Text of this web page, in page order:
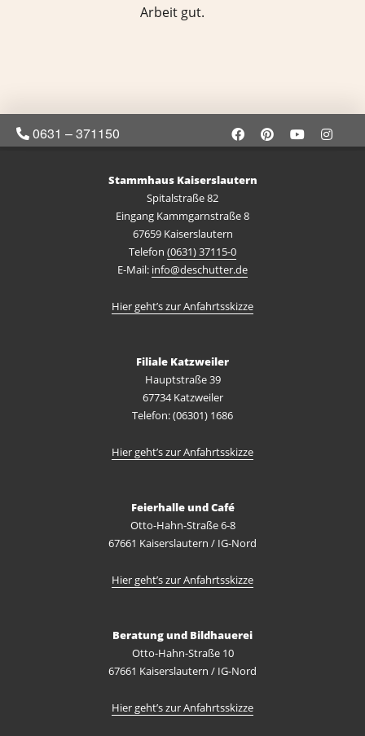
Arbeit gut.
0631 – 371150
Stammhaus Kaiserslautern
Spitalstraße 82
Eingang Kammgarnstraße 8
67659 Kaiserslautern
Telefon (0631) 37115-0
E-Mail: info@deschutter.de
Hier geht’s zur Anfahrtsskizze
Filiale Katzweiler
Hauptstraße 39
67734 Katzweiler
Telefon: (06301) 1686
Hier geht’s zur Anfahrtsskizze
Feierhalle und Café
Otto-Hahn-Straße 6-8
67661 Kaiserslautern / IG-Nord
Hier geht’s zur Anfahrtsskizze
Beratung und Bildhauerei
Otto-Hahn-Straße 10
67661 Kaiserslautern / IG-Nord
Hier geht’s zur Anfahrtsskizze